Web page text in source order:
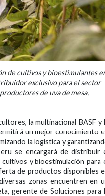
de cultivos y bioestimulantes
exclusivo para el sector
de uva de mesa,
la multinacional BASF y
un mejor conocimiento
la logística y
se encargará de distribuir
y bioestimulación para
de productos disponibles
zonas encuentren en
gerente de Soluciones para